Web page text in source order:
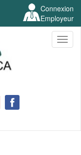
Connexion
Employeur